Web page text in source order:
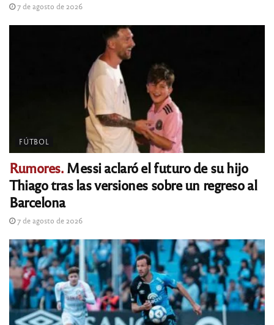
7 de agosto de 2026
FÚTBOL
Rumores.Messi aclaró el futuro de su hijo
Thiago tras las versiones sobre un regreso al
Barcelona
7 de agosto de 2026